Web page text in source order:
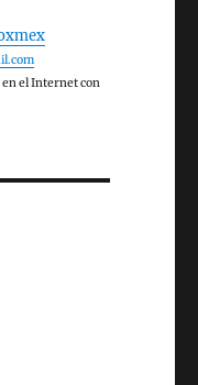
el Internet con